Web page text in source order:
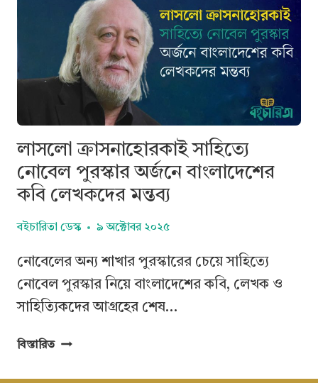
লাসলো ক্রাসনাহোরকাই সাহিত্যে
নোবেল পুরস্কার অর্জনে বাংলাদেশের
কবি লেখকদের মন্তব্য
বইচারিতা ডেস্ক ৯ অক্টোবর ২০২৫
নোবেলের অন্য শাখার পুরস্কারের চেয়ে সাহিত্যে
নোবেল পুরস্কার নিয়ে বাংলাদেশের কবি, লেখক ও
সাহিত্যিকদের আগ্রহের শেষ…
বিস্তারিতলাসলো
সাহিত্যে